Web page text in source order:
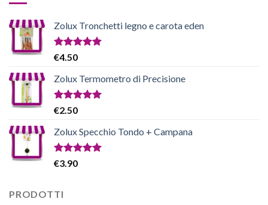
Zolux Tronchetti legno e carota eden
Valutato
€4.50
Zolux Termometro di Precisione
Valutato
€2.50
Zolux Specchio Tondo + Campana
Valutato
€3.90
PRODOTTI